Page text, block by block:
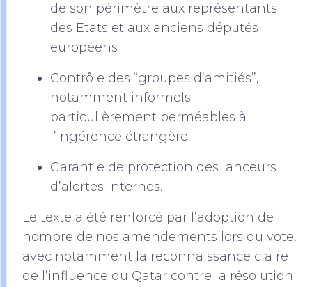
de son périmètre aux représentants
des Etats et aux anciens députés
européens
Contrôle des “groupes d’amitiés”,
notamment informels
particulièrement perméables à
l’ingérence étrangère
Garantie de protection des lanceurs
d’alertes internes.
Le texte a été renforcé par l’adoption de
nombre de nos amendements lors du vote,
avec notamment la reconnaissance claire
de l’influence du Qatar contre la résolution